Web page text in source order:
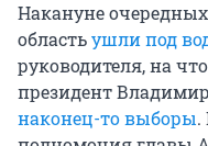
Накануне
областьушли под
руководителя, на
президент
наконец-то выборы.